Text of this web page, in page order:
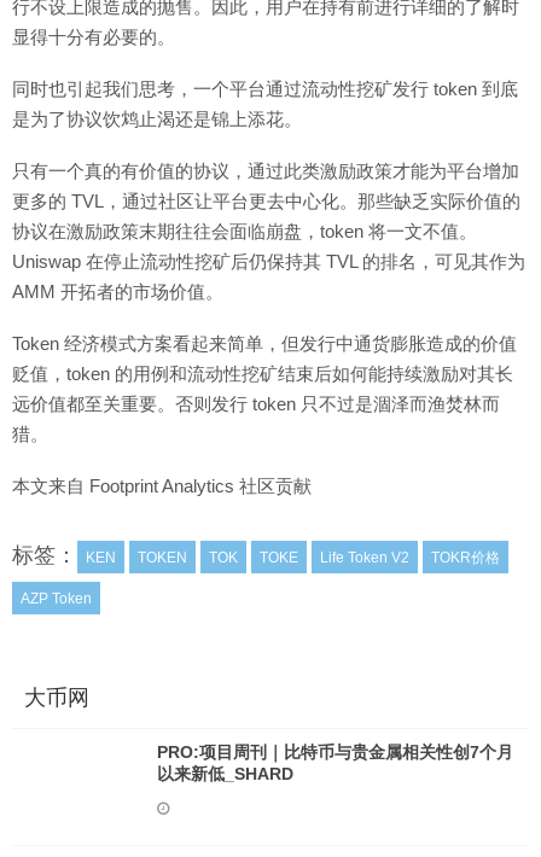
行不设上限造成的抛售。因此，用户在持有前进行详细的了解时
显得十分有必要的。
同时也引起我们思考，一个平台通过流动性挖矿发行 token 到底
是为了协议饮鸩止渴还是锦上添花。
只有一个真的有价值的协议，通过此类激励政策才能为平台增加
更多的 TVL，通过社区让平台更去中心化。那些缺乏实际价值的
协议在激励政策末期往往会面临崩盘，token 将一文不值。
Uniswap 在停止流动性挖矿后仍保持其 TVL 的排名，可见其作为
AMM 开拓者的市场价值。
Token 经济模式方案看起来简单，但发行中通货膨胀造成的价值
贬值，token 的用例和流动性挖矿结束后如何能持续激励对其长
远价值都至关重要。否则发行 token 只不过是涸泽而渔焚林而
猎。
本文来自 Footprint Analytics 社区贡献
标签： KEN TOKEN TOK TOKE Life Token V2 TOKR价格
AZP Token
大币网
PRO:项目周刊｜比特币与贵金属相关性创7个月
以来新低_SHARD